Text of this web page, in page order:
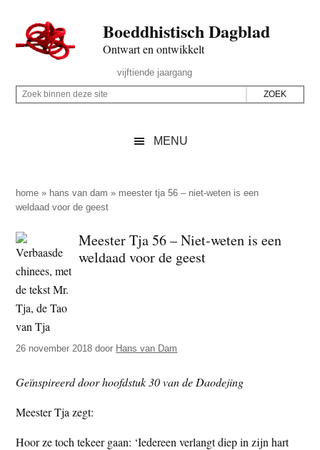
naar
de
inhoud
secondary
naar
de
sidebar
naar
de
Boeddhistisch Dagblad
Ontwart en ontwikkelt
Rechts
vijftiende jaargang
Z
p
d
e
z
e
s
i
t
e
Z
i
n
e
n
d
e
z
e
s
t
e
MENU
home » hans van dam » meester tja 56 – niet-weten is een
weldaad voor de geest
Meester Tja 56 – Niet-weten is een
weldaad voor de geest
26 november 2018 door Hans van Dam
Geïnspireerd door hoofdstuk 30 van de Daodejing
Meester Tja zegt:
Hoor ze toch tekeer gaan: ‘Iedereen verlangt diep in zijn hart